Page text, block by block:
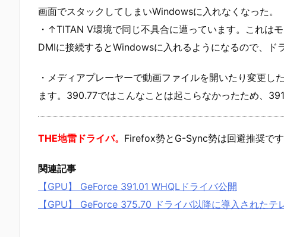
画面でスタックしてしまいWindowsに入れなくなった。
・↑TITAN V環境で同じ不具合に遭っています。これは
DMIに接続するとWindowsに入れるようになるので、ド
・メディアプレーヤーで動画ファイルを開いたり変更
ます。390.77ではこんなことは起こらなかったため、
THE地雷ドライバ。 Firefox勢とG-Sync勢は回避推奨で
関連記事
【GPU】 GeForce 391.01 WHQLドライバ公開
【GPU】 GeForce 375.70 ドライバ以降に導入されたテ